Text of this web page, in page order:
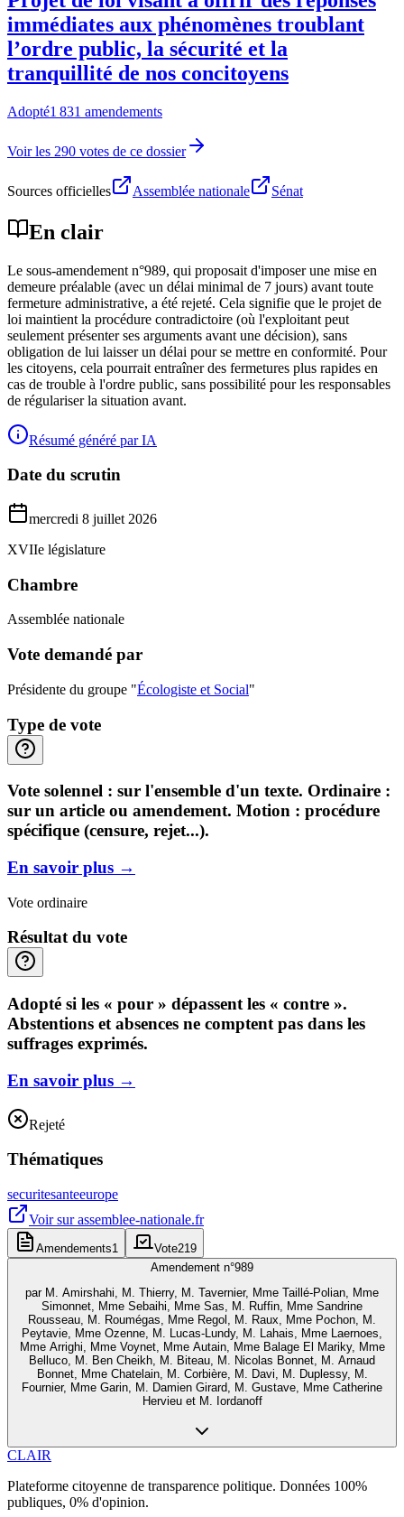
immédiates aux phénomènes troublant
l’ordre public, la sécurité et la
tranquillité de nos concitoyens
Adopté1 831 amendements
Voir les 290 votes de ce dossier
Sources officielles Assemblée nationale Sénat
En clair
Le sous-amendement n°989, qui proposait d'imposer une mise en
demeure préalable (avec un délai minimal de 7 jours) avant toute
fermeture administrative, a été rejeté. Cela signifie que le projet de
loi maintient la procédure contradictoire (où l'exploitant peut
seulement présenter ses arguments avant une décision), sans
obligation de lui laisser un délai pour se mettre en conformité. Pour
les citoyens, cela pourrait entraîner des fermetures plus rapides en
cas de trouble à l'ordre public, sans possibilité pour les responsables
de régulariser la situation avant.
Résumé généré par IA
Date du scrutin
mercredi 8 juillet 2026
XVIIe législature
Chambre
Assemblée nationale
Vote demandé par
Présidente du groupe "Écologiste et Social"
Type de vote
Vote solennel : sur l'ensemble d'un texte. Ordinaire :
sur un article ou amendement. Motion : procédure
spécifique (censure, rejet...).
En savoir plus →
Vote ordinaire
Résultat du vote
Adopté si les « pour » dépassent les « contre ».
Abstentions et absences ne comptent pas dans les
suffrages exprimés.
En savoir plus →
Rejeté
Thématiques
securitesanteeurope
Voir surassemblee-nationale.fr
Amendements1 Vote219
Amendement n°989
par M. Amirshahi, M. Thierry, M. Tavernier, Mme Taillé-Polian, Mme
Simonnet, Mme Sebaihi, Mme Sas, M. Ruffin, Mme Sandrine
Rousseau, M. Roumégas, Mme Regol, M. Raux, Mme Pochon, M.
Peytavie, Mme Ozenne, M. Lucas-Lundy, M. Lahais, Mme Laernoes,
Mme Arrighi, Mme Voynet, Mme Autain, Mme Balage El Mariky, Mme
Belluco, M. Ben Cheikh, M. Biteau, M. Nicolas Bonnet, M. Arnaud
Bonnet, Mme Chatelain, M. Corbière, M. Davi, M. Duplessy, M.
Fournier, Mme Garin, M. Damien Girard, M. Gustave, Mme Catherine
Hervieu et M. Iordanoff
CLAIR
Plateforme citoyenne de transparence politique. Données 100%
publiques, 0% d'opinion.